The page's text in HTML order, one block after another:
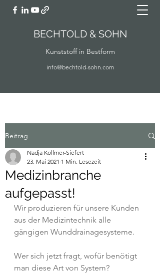
BECHTOLD & SOHN
Kunststoff in Bestform
info@bechtold-sohn.com
Beitrag
Medizinbranche
aufgepasst!
Nadja Kollmer-Siefert
23. Mai 2021 1 Min. Lesezeit
Wir produzieren für unsere Kunden
aus der Medizintechnik alle
gängigen Wunddrainagesysteme.
Wer sich jetzt fragt, wofür benötigt
man diese Art von System?